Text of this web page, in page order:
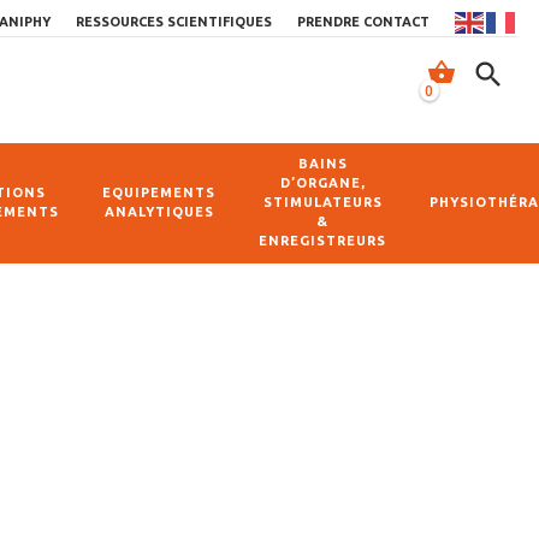
0
shopping_basket search
RESSOURCES SCIENTIFIQUES PRENDRE CONTACT
EQUIPEMENTS
ANALYTIQUES
BAINS
D’ORGANE,
STIMULATEURS
&
ENREGISTREURS